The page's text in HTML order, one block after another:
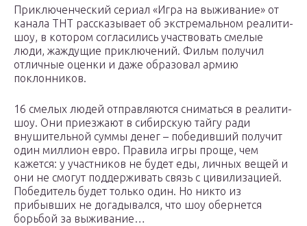
Приключенческий сериал «Игра на выживание» от
канала ТНТ рассказывает об экстремальном реалити-
шоу, в котором согласились участвовать смелые
люди, жаждущие приключений. Фильм получил
отличные оценки и даже образовал армию
поклонников.
16 смелых людей отправляются сниматься в реалити-
шоу. Они приезжают в сибирскую тайгу ради
внушительной суммы денег – победивший получит
один миллион евро. Правила игры проще, чем
кажется: у участников не будет еды, личных вещей и
они не смогут поддерживать связь с цивилизацией.
Победитель будет только один. Но никто из
прибывших не догадывался, что шоу обернется
борьбой за выживание…